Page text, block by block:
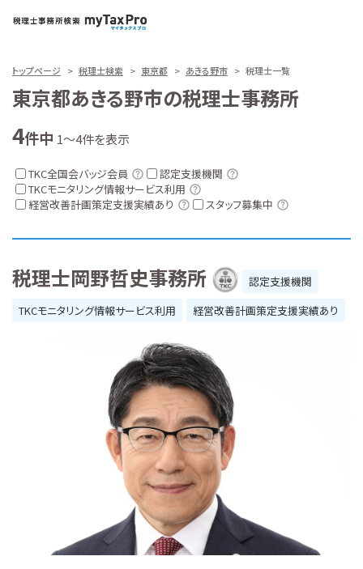
トップページ 税理士検索 東京都 あきる野市 税理士一覧
東京都あきる野市の税理士事務所
4件中 1～4件を表示
TKC全国会バッジ会員
認定支援機関
TKCモニタリング情報サービス利用
経営改善計画策定支援実績あり
スタッフ募集中
税理士岡野哲史事務所
認定支援機関
TKCモニタリング情報サービス利用
経営改善計画策定支援実績あり